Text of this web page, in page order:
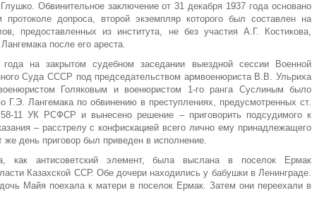
Обвинительное заключение от 31 декабря 1937 года основано
протоколе допроса, второй экземпляр которого был составлен на
предоставленных из института, не без участия А.Г. Костикова,
после его ареста.
на закрытом судебном заседании выездной сессии Военной
Суда СССР под председательством армвоенюриста В.В. Ульриха
Голяковым и военюристом 1-го ранга Суслиным было
Г.Э. Лангемака по обвинению в преступлениях, предусмотренных ст.
11 УК РСФСР и вынесено решение – приговорить подсудимого к
– расстрелу с конфискацией всего лично ему принадлежащего
же день приговор был приведен в исполнение.
как антисоветский элемент, была выслана в поселок Ермак
Казахской ССР. Обе дочери находились у бабушки в Ленинграде.
Майя поехала к матери в поселок Ермак. Затем они переехали в